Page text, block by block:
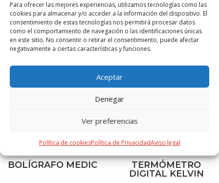
Para ofrecer las mejores experiencias, utilizamos tecnologías como las
cookies para almacenar y/o acceder a la información del dispositivo. El
consentimiento de estas tecnologías nos permitirá procesar datos
como el comportamiento de navegación o las identificaciones únicas
en este sitio. No consentir o retirar el consentimiento, puede afectar
negativamente a ciertas características y funciones.
Aceptar
Denegar
Ver preferencias
Política de cookiesPolítica de PrivacidadAviso legal
PRODUCTOS RELACIONADOS
BOLÍGRAFO MEDIC
TERMÓMETRO
DIGITAL KELVIN